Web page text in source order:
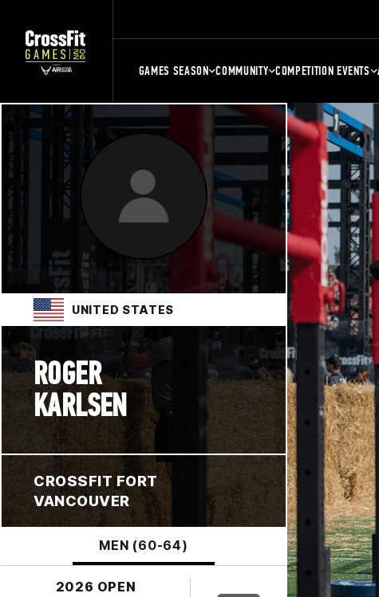
GAMES SEASON COMMUNITY COMPETITION EVENTS
UNITED STATES
ROGER
KARLSEN
CROSSFIT FORT
VANCOUVER
MEN (60-64)
2026 OPEN